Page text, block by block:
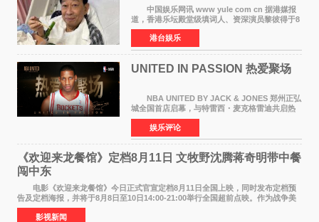
中国娱乐网讯 www yule com cn 据港媒报
道，香港乐坛殿堂级填词人、资深演员黎彼得于8
月5日上午因病离世，终年76岁。好友钟志光透
露，黎彼得今年3月中风后便卧床休养，身体机能
持续衰退，最
港台娱乐
UNITED IN PASSION 热爱聚场
NBA UNITED BY JACK & JONES 郑州正弘
城全国首店启幕，与特雷西・麦克格雷迪共启热
爱 2026 年7 月21 日，
NBAUNITEDBYJACK&JONES 全国首店，于郑
州正弘城正式启幕。NBA 传奇球星
娱乐评论
《欢迎来龙餐馆》定档8月11日 文牧野沈腾蒋奇明带中餐
闯中东
电影《欢迎来龙餐馆》今日正式官宣定档8月11日全国上映，同时发布定档预
告及定档海报，并将于8月8日至10日14:00-21:00举行全国超前点映。作为战争美
食大片，影片讲述的是中国厨师徐福（沈腾
影视新闻